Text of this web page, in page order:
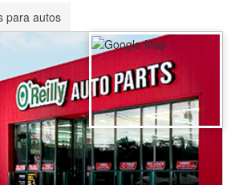
para autos